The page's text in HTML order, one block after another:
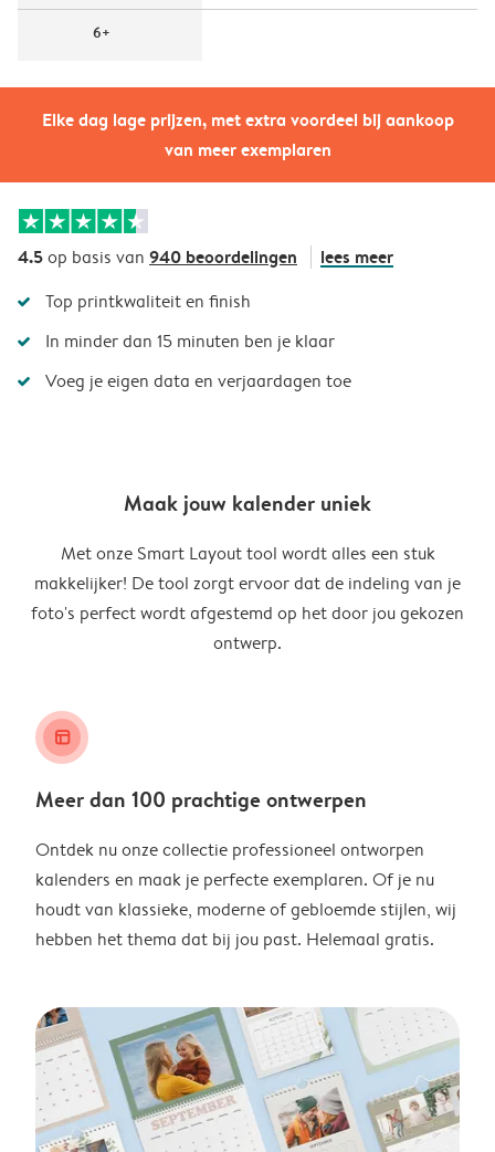
Elke dag lage prijzen, met extra voordeel bij aankoop
van meer exemplaren
6+
4.5op basis van 940 beoordelingen lees meer
Top printkwaliteit en finish
In minder dan 15 minuten ben je klaar
Voeg je eigen data en verjaardagen toe
Maak jouw kalender uniek
Met onze Smart Layout tool wordt alles een stuk
makkelijker! De tool zorgt ervoor dat de indeling van je
foto's perfect wordt afgestemd op het door jou gekozen
ontwerp.
layout_alt
Meer dan 100 prachtige ontwerpen
Ontdek nu onze collectie professioneel ontworpen
kalenders en maak je perfecte exemplaren. Of je nu
houdt van klassieke, moderne of gebloemde stijlen, wij
hebben het thema dat bij jou past. Helemaal gratis.